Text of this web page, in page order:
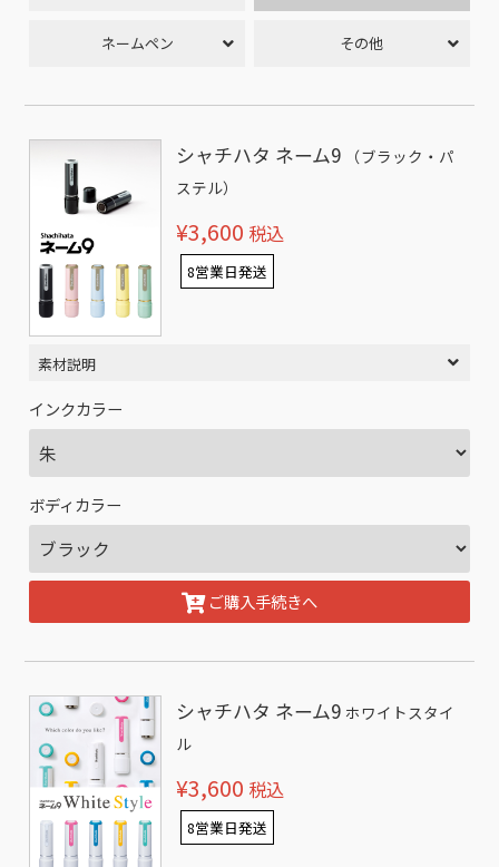
ネームペン その他
シャチハタ ネーム9
（ブラック・パ
ステル）
¥3,600 税込
8営業日発送
素材説明
インクカラー
ボディカラー
ご購入手続きへ
シャチハタ ネーム9 ホワイトスタイ
ル
¥3,600 税込
8営業日発送